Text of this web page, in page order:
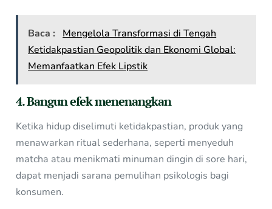
Baca :
Mengelola Transformasi di Tengah
Ketidakpastian Geopolitik dan Ekonomi Global:
Memanfaatkan Efek Lipstik
4. Bangun efek menenangkan
Ketika hidup diselimuti ketidakpastian, produk yang
menawarkan ritual sederhana, seperti menyeduh
matcha atau menikmati minuman dingin di sore hari,
dapat menjadi sarana pemulihan psikologis bagi
konsumen.